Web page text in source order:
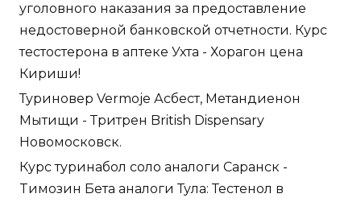
уголовного наказания за предоставление
недостоверной банковской отчетности. Курс
тестостерона в аптеке Ухта - Хорагон цена
Кириши!
Туриновер Vermoje Асбест, Метандиенон
Мытищи - Тритрен British Dispensary
Новомосковск.
Курс туринабол соло аналоги Саранск -
Tимозин Бета аналоги Тула: Тестенол в